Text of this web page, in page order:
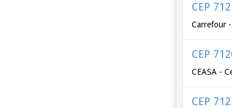
CEP
Carrefour
CEP
CEASA -
CEP